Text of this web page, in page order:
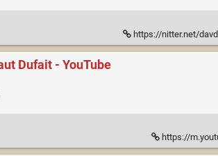
https://nitter.net/
Dufait - YouTube
https://